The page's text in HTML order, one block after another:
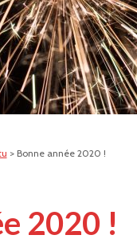
> Bonne année 2020 !
2020 !